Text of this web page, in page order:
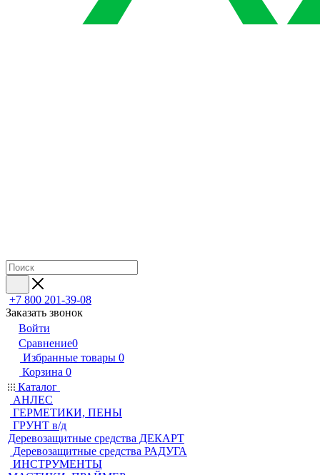
+7 800 201-39-08
Заказать звонок
Войти
Сравнение0
Избранные товары 0
Корзина 0
Каталог
АНЛЕС
ГЕРМЕТИКИ, ПЕНЫ
ГРУНТ в/д
Деревозащитные средства ДЕКАРТ
Деревозащитные средства РАДУГА
ИНСТРУМЕНТЫ